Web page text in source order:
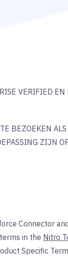
VERIFIED
BEZOEKEN
ZIJN
Connector
in the Nitro
Specific